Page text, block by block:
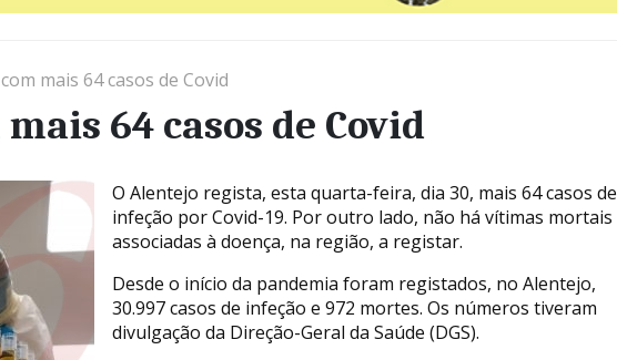
mais 64 casos de Covid
64 casos de Covid
O Alentejo regista, esta quarta-feira, dia 30, mais 64 casos de
infeção por Covid-19. Por outro lado, não há vítimas mortais
associadas à doença, na região, a registar.
Desde o início da pandemia foram registados, no Alentejo,
30.997 casos de infeção e 972 mortes. Os números tiveram
divulgação da Direção-Geral da Saúde (DGS).